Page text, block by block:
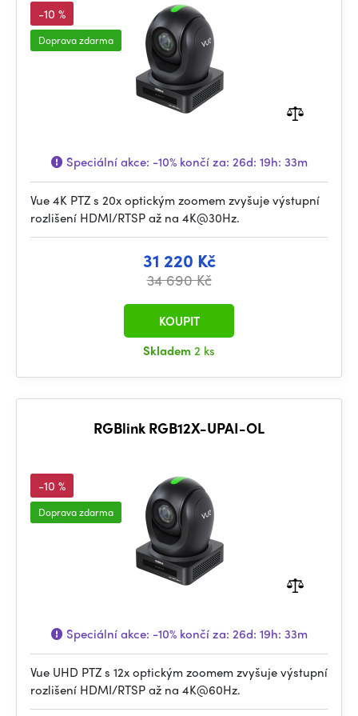
-10 %
Doprava zdarma
Speciální akce: -10%končí za: 26d: 19h: 33m
Vue 4K PTZ s 20x optickým zoomem zvyšuje výstupní
rozlišení HDMI/RTSP až na 4K@30Hz.
31 220 Kč
34 690 Kč
Skladem2 ks
KOUPIT
RGBlink RGB12X-UPAI-OL
-10 %
Doprava zdarma
Speciální akce: -10%končí za: 26d: 19h: 33m
Vue UHD PTZ s 12x optickým zoomem zvyšuje výstupní
rozlišení HDMI/RTSP až na 4K@60Hz.